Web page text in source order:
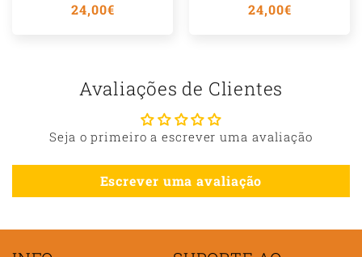
Preço
24,00€
Preço
24,00€
Avaliações de Clientes
Seja o primeiro a escrever uma avaliação
Escrever uma avaliação